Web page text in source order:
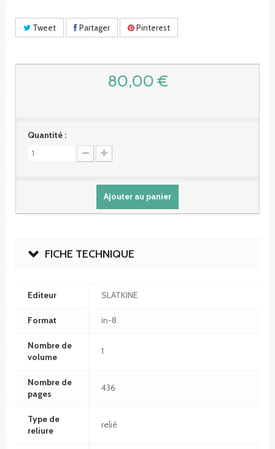
Tweet Partager Pinterest
80,00 €
Quantité :
Ajouter au panier
FICHE TECHNIQUE
Editeur SLATKINE
Format in-8
Nombre de
volume
1
Nombre de
pages
436
Type de
reliure
relié